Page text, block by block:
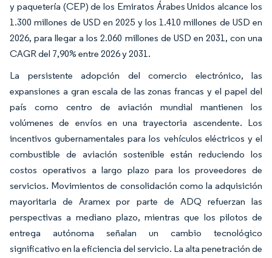
y paquetería (CEP) de los Emiratos Árabes Unidos alcance los
1.300 millones de USD en 2025 y los 1.410 millones de USD en
2026, para llegar a los 2.060 millones de USD en 2031, con una
CAGR del 7,90% entre 2026 y 2031.
La persistente adopción del comercio electrónico, las
expansiones a gran escala de las zonas francas y el papel del
país como centro de aviación mundial mantienen los
volúmenes de envíos en una trayectoria ascendente. Los
incentivos gubernamentales para los vehículos eléctricos y el
combustible de aviación sostenible están reduciendo los
costos operativos a largo plazo para los proveedores de
servicios. Movimientos de consolidación como la adquisición
mayoritaria de Aramex por parte de ADQ refuerzan las
perspectivas a mediano plazo, mientras que los pilotos de
entrega autónoma señalan un cambio tecnológico
significativo en la eficiencia del servicio. La alta penetración de